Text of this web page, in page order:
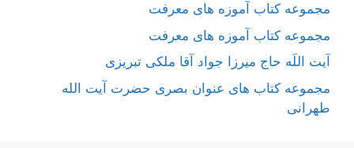
مجموعه کتاب آموزه های معرفت
مجموعه کتاب آموزه های معرفت
آیت اللَه حاج میرزا جواد آقا ملکی تبریزی
مجموعه کتاب های عنوان بصری حضرت آیت الله
طهرانی